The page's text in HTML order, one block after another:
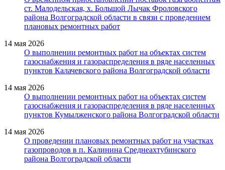
ст. Малодельская, х. Большой Лычак Фроловского
района Волгоградской области в связи с проведением
плановых ремонтных работ
14 мая 2026
О выполнении ремонтных работ на объектах систем
газоснабжения и газораспределения в ряде населенных
пунктов Калачевского района Волгоградской области
14 мая 2026
О выполнении ремонтных работ на объектах систем
газоснабжения и газораспределения в ряде населенных
пунктов Кумылженского района Волгоградской области
14 мая 2026
О проведении плановых ремонтных работ на участках
газопроводов в п. Калинина Среднеахтубинского
района Волгоградской области